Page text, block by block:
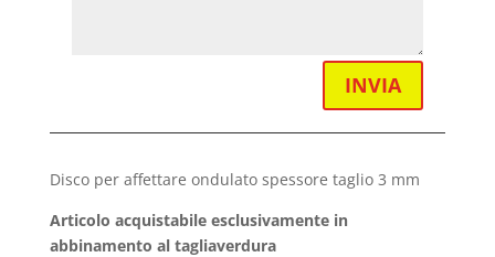
INVIA
Disco per affettare ondulato spessore taglio 3 mm
Articolo acquistabile esclusivamente in
abbinamento al tagliaverdura